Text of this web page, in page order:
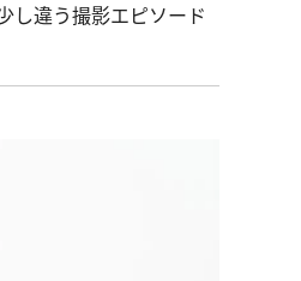
し違う撮影エピソード